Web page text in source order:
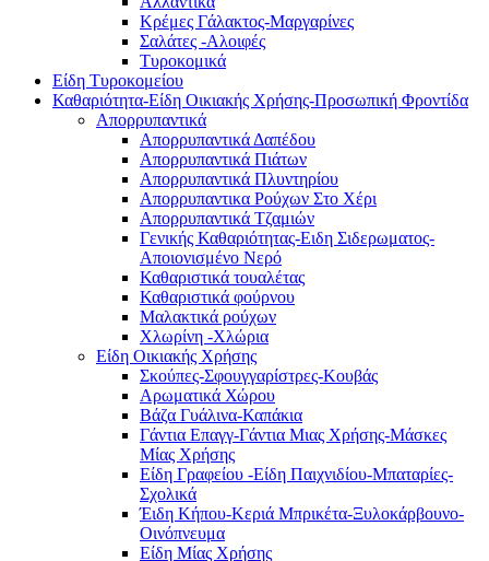
Κρέμες Γάλακτος-Μαργαρίνες
Σαλάτες -Αλοιφές
Τυροκομικά
Είδη Τυροκομείου
Καθαριότητα-Είδη Οικιακής Χρήσης-Προσωπική Φροντίδα
Απορρυπαντικά
Απορρυπαντικά Δαπέδου
Απορρυπαντικά Πιάτων
Απορρυπαντικά Πλυντηρίου
Απορρυπαντικα Ρούχων Στο Χέρι
Απορρυπαντικά Τζαμιών
Γενικής Καθαριότητας-Ειδη Σιδερωματος-
Αποιονισμένο Νερό
Καθαριστικά τουαλέτας
Καθαριστικά φούρνου
Μαλακτικά ρούχων
Χλωρίνη -Χλώρια
Είδη Οικιακής Χρήσης
Σκούπες-Σφουγγαρίστρες-Κουβάς
Αρωματικά Χώρου
Βάζα Γυάλινα-Καπάκια
Γάντια Επαγγ-Γάντια Μιας Χρήσης-Μάσκες
Μίας Χρήσης
Είδη Γραφείου -Είδη Παιχνιδίου-Μπαταρίες-
Σχολικά
Έιδη Κήπου-Κεριά Μπρικέτα-Ξυλοκάρβουνο-
Οινόπνευμα
Είδη Μίας Χρήσης